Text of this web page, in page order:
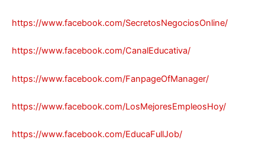
https://www.facebook.com/SecretosNegociosOnline/
https://www.facebook.com/CanalEducativa/
https://www.facebook.com/FanpageOfManager/
https://www.facebook.com/LosMejoresEmpleosHoy/
https://www.facebook.com/EducaFullJob/